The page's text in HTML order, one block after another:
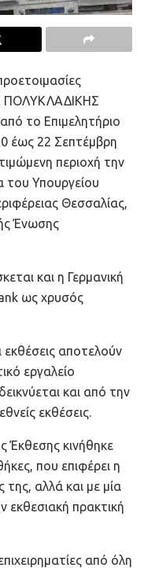
ΠΟΛΥΚΛΑΔΙΚΗΣ
το Επιμελητήριο
έως 22 Σεπτέμβρη
περιοχή την
του Υπουργείου
Θεσσαλίας,
Ένωσης
και η Γερμανική
ως χρυσός
εκθέσεις αποτελούν
εργαλείο
και από την
εκθέσεις.
Έκθεσης κινήθηκε
που επιφέρει η
της, αλλά και με μία
εκθεσιακή πρακτική
από όλη